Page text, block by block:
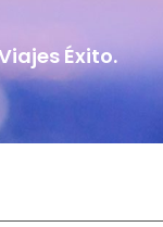
Éxito.